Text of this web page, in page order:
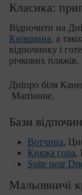
Класика:
Відпочити на
Київщина, а
відпочинку і
річкових пляжів.
Дніпро біля
Marrionne.
Бази
Вотчина,
Княжа гора,
Suite near
Мальовничі